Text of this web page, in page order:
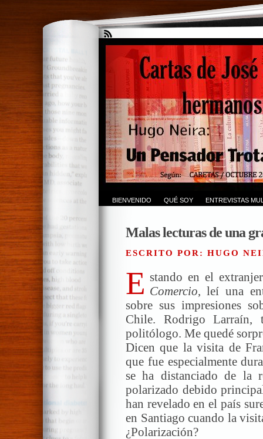
BIENVENIDO QUÉ SOY ENTREVISTAS
Malas lecturas de una
ESCRITO POR: HUGO
E stando en el
Comercio, leí una
sobre sus impresiones
Chile. Rodrigo Larraín,
politólogo. Me quedé
Dicen que la visita de
que fue especialmente
se ha distanciado de la
polarizado debido
han revelado en el país
en Santiago cuando la
¿Polarización?